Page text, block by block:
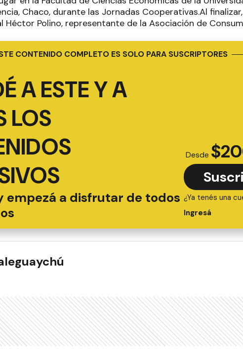
Chaco, durante las Jornadas Cooperativas.Al
Héctor Polino, representante de la Asociación de
CONTENIDO COMPLETO ES SOLO PARA SUSCRIPTORES
A ESTE Y A
LOS
empezá a disfrutar de todos
Desde $
¿Ya tenés una
Ingresá